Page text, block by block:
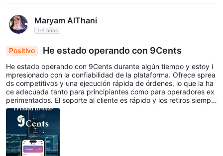
Maryam AlThani
1-2 años
Positivo He estado operando con 9Cents
He estado operando con 9Cents durante algún tiempo y estoy i
mpresionado con la confiabilidad de la plataforma. Ofrece sprea
ds competitivos y una ejecución rápida de órdenes, lo que la ha
ce adecuada tanto para principiantes como para operadores ex
perimentados. El soporte al cliente es rápido y los retiros siempr
e se han procesado a tiempo sin problemas. Aunque la platafor
ma es fácil de usar, proporcionar más recursos educativos para
principiantes sería beneficioso. En general, 9Cents ofrece una ex
periencia de trading transparente y fácil de usar, y la recomiend
o a los operadores. Aquellos que buscan un intermediario confia
ble.